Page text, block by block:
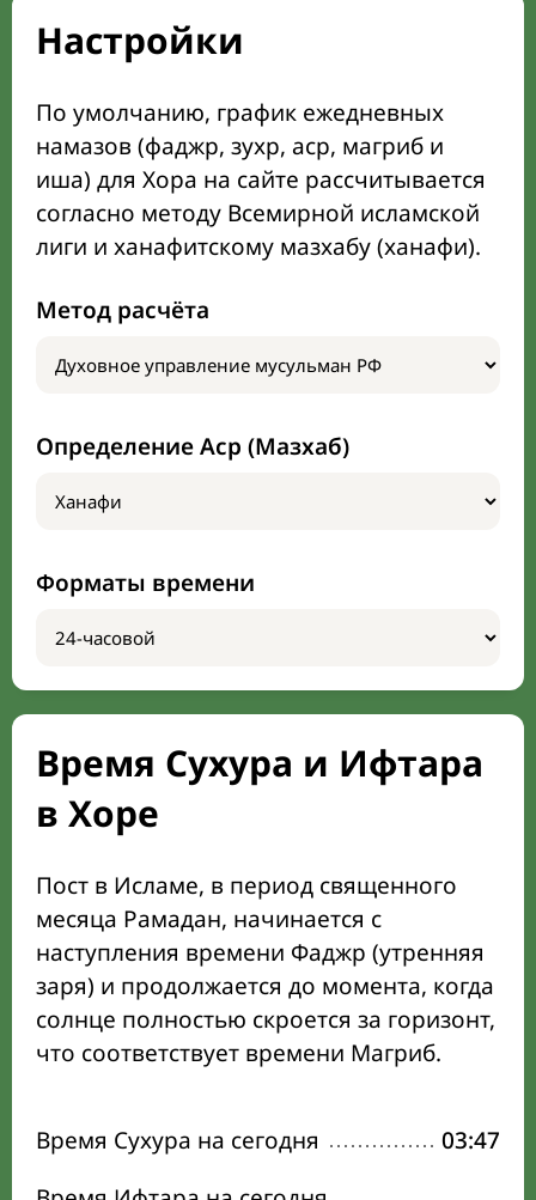
Настройки
По умолчанию, график ежедневных
намазов (фаджр, зухр, аср, магриб и
иша) для Хора на сайте рассчитывается
согласно методу Всемирной исламской
лиги и ханафитскому мазхабу (ханафи).
Метод расчёта
Определение Аср (Мазхаб)
Форматы времени
Время Сухура и Ифтара
в Хоре
Пост в Исламе, в период священного
месяца Рамадан, начинается с
наступления времени Фаджр (утренняя
заря) и продолжается до момента, когда
солнце полностью скроется за горизонт,
что соответствует времени Магриб.
Время Сухура на сегодня
03:47